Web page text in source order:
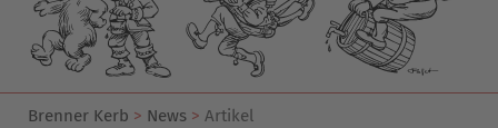
Brenner Kerb News Artikel